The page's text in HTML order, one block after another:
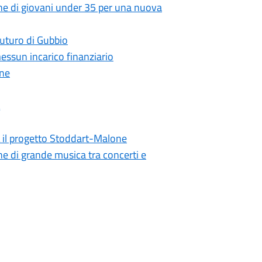
di giovani under 35 per una nuova
di Gubbio
incarico finanziario
il progetto Stoddart-Malone
di grande musica tra concerti e